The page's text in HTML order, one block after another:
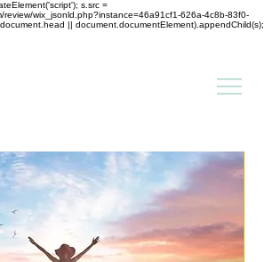
s.src =
review/wix_jsonld.php?instance=46a91cf1-626a-4c8b-83f0-
|| document.documentElement).appendChild(s);